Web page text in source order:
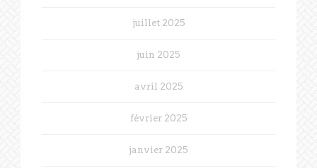
juillet 2025
juin 2025
avril 2025
février 2025
janvier 2025